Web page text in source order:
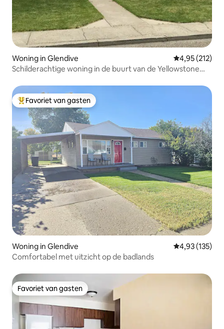
Woning in Glendive Gemiddelde
4,95 (212)
Schilderachtige woning in de buurt van de Yellowstone
Topfavoriet van gasten
Favoriet van gasten
Woning in Glendive Gemiddelde
4,93 (135)
Comfortabel met uitzicht op de badlands
Favoriet van gasten
Favoriet van gasten